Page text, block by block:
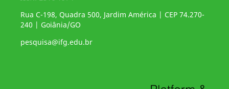
Rua C-198, Quadra 500, Jardim América | CEP 74.270-
240 | Goiânia/GO
pesquisa@ifg.edu.br